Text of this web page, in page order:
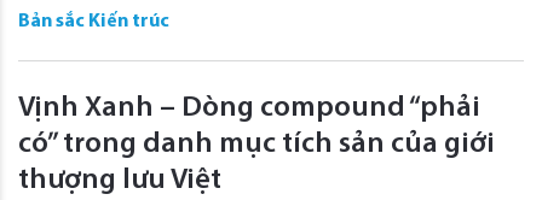
Bản sắc Kiến trúc
Vịnh Xanh – Dòng compound “phải
có” trong danh mục tích sản của giới
thượng lưu Việt